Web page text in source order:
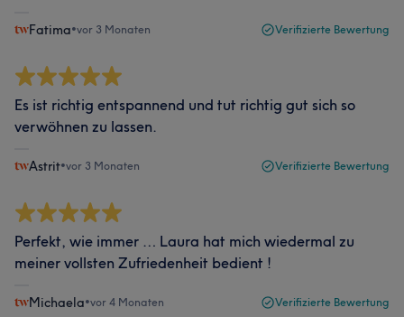
Fatima•vor 3 Monaten Verifizierte Bewertung
Es ist richtig entspannend und tut richtig gut sich so
verwöhnen zu lassen.
Astrit•vor 3 Monaten Verifizierte Bewertung
Perfekt, wie immer … Laura hat mich wiedermal zu
meiner vollsten Zufriedenheit bedient !
Michaela•vor 4 Monaten Verifizierte Bewertung